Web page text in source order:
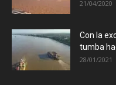
21/04/2020
Con la
tumba
28/01/2021